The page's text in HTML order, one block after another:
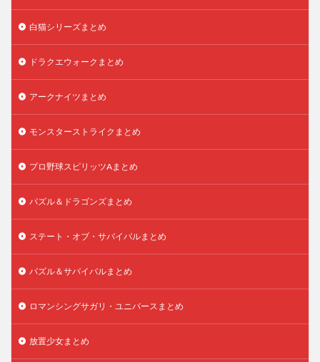
白猫シリーズまとめ
ドラクエウォークまとめ
アークナイツまとめ
モンスターストライクまとめ
プロ野球スピリッツAまとめ
パズル＆ドラゴンズまとめ
ステート・オブ・サバイバルまとめ
パズル＆サバイバルまとめ
ロマンシングサガリ・ユニバースまとめ
放置少女まとめ